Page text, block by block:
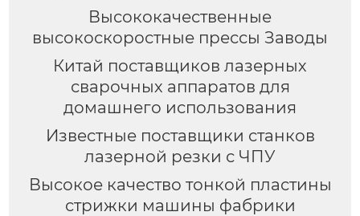
Высококачественные
высокоскоростные прессы Заводы
Китай поставщиков лазерных
сварочных аппаратов для
домашнего использования
Известные поставщики станков
лазерной резки с ЧПУ
Высокое качество тонкой пластины
стрижки машины фабрики